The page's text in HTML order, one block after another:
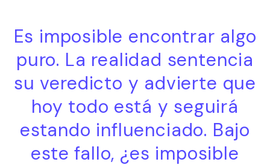
Es imposible encontrar algo
puro. La realidad sentencia
su veredicto y advierte que
hoy todo está y seguirá
estando influenciado. Bajo
este fallo, ¿es imposible